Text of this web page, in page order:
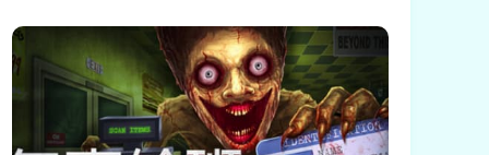
通关的玩家很少，所以这里小编给大
家提供了崩坏因缘精灵满星深渊通关
攻略，不要错过了!